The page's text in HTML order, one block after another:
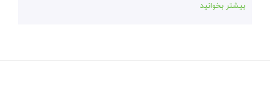
بیشتر بخوانید